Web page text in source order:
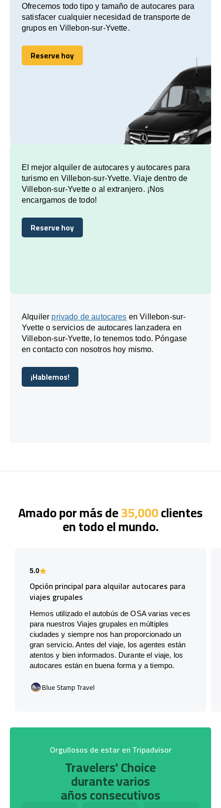
Ofrecemos todo tipo y tamaño de autocares para
satisfacer cualquier necesidad de transporte de
grupos en Villebon-sur-Yvette.
Reserve hoy
Reserve hoy
El mejor alquiler de autocares y autocares para
turismo en Villebon-sur-Yvette. Viaje dentro de
Villebon-sur-Yvette o al extranjero. ¡Nos
encargamos de todo!
Reserve hoy
Reserve hoy
Alquiler privado de autocares en Villebon-sur-
Yvette o servicios de autocares lanzadera en
Villebon-sur-Yvette, lo tenemos todo. Póngase
en contacto con nosotros hoy mismo.
¡Hablemos!
¡Hablemos!
Amado por más de35,000clientes
en todo el mundo.
5.0
Opción principal para alquilar autocares para
viajes grupales
Hemos utilizado el autobús de OSA varias veces
para nuestros Viajes grupales en múltiples
ciudades y siempre nos han proporcionado un
gran servicio. Antes del viaje, los agentes están
atentos y bien informados. Durante el viaje, los
autocares están en buena forma y a tiempo.
Blue Stamp Travel
Orgullosos de estar en Tripadvisor
Travelers' Choice
durante varios
años consecutivos